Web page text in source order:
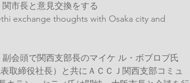
関市長と意見交換をする
exchange thoughts with Osaka city and
会頭で関西支部長のマイケ ル・ボブロブ氏
取締役社長）と共にＡＣＣＪ関西支部コミュ